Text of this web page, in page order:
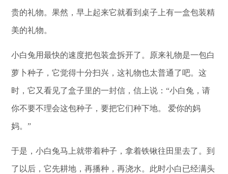
贵的礼物。果然，早上起来它就看到桌子上有一盒包装精
美的礼物。
小白兔用最快的速度把包装盒拆开了。原来礼物是一包白
萝卜种子，它觉得十分扫兴，这礼物也太普通了吧。这
时，它又看见了盒子里的一封信，信上说：“小白兔，请
你不要不理会这包种子，要把它们种下地。 爱你的妈
妈。”
于是，小白兔马上就带着种子，拿着铁锹往田里去了。到
了以后，它先耕地，再播种，再浇水。此时小白已经满头